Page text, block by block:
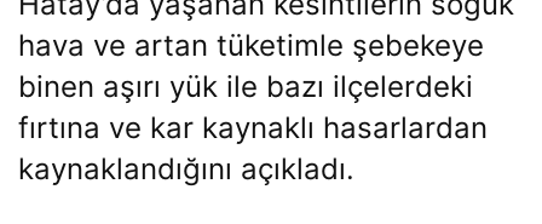
hava ve artan tüketimle şebekeye
binen aşırı yük ile bazı ilçelerdeki
fırtına ve kar kaynaklı hasarlardan
kaynaklandığını açıkladı.